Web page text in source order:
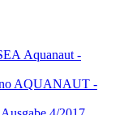
Aquanaut -
AQUANAUT -